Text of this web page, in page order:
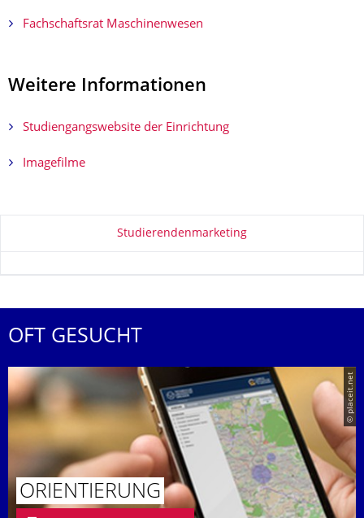
Fachschaftsrat Maschinenwesen
Weitere Informationen
Studiengangswebsite der Einrichtung
Imagefilme
Zu dieser SeiteStudierendenmarketing
OFT GESUCHT
© placeit.net
ORIENTIERUNG